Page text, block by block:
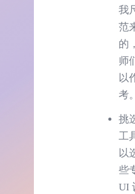
我
范
的
师
以
考。
挑
工
以
些
UI